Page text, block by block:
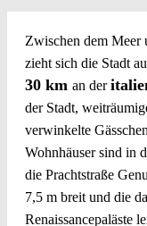
Zwischen dem Meer
zieht sich die Stadt
30 km an der
der Stadt,
verwinkelte
Wohnhäuser sind in
die Prachtstraße
7,5 m breit und die
Renaissancepaläste